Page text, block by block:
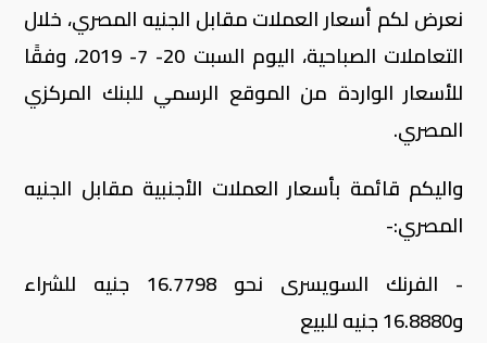
نعرض لكم أسعار العملات مقابل الجنيه المصري، خلال
التعاملات الصباحية، اليوم السبت 20- 7- 2019، وفقًا
للأسعار الواردة من الموقع الرسمي للبنك المركزي
المصري.
واليكم قائمة بأسعار العملات الأجنبية مقابل الجنيه
المصري:-
- الفرنك السويسرى نحو 16.7798 جنيه للشراء
و16.8880 جنيه للبيع